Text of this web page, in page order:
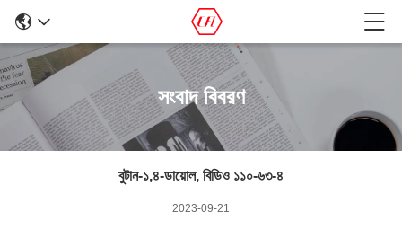
সংবাদ বিবরণ
বুটান-১,৪-ডায়োল, বিডিও ১১০-৬৩-৪
2023-09-21